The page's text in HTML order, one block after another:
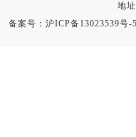
地
备案号：沪ICP备13023539号-